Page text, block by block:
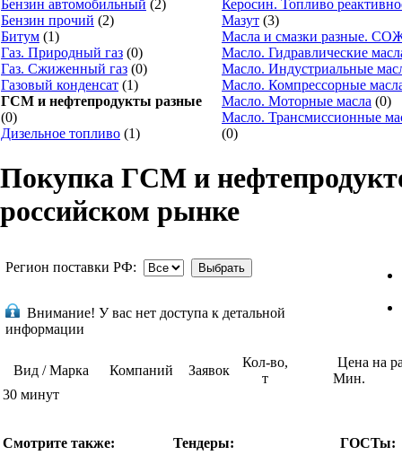
Бензин автомобильный (2)
Бензин прочий (2)
Битум (1)
Газ. Природный газ (0)
Газ. Сжиженный газ (0)
Газовый конденсат (1)
ГСМ и нефтепродукты разные
(0)
Дизельное топливо (1)
Керосин. Топливо
Мазут (3)
Масла и смазки разные.
Масло. Гидравлические
Масло. Индустриальные
Масло. Компрессорные
Масло. Моторные масла (0)
Масло. Трансмиссионные
(0)
Покупка ГСМ и
российском рынке
Регион поставки РФ:
Внимание! У вас нет доступа к детальной
информации
Вид / Марка Компаний Заявок
Кол-во,
т
Цена на
Мин.
30 минут
Смотрите также:
Тендеры:
ГОСТы: